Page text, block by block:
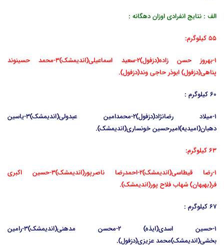
الف : نتایج انفرادی اوزان دهگانه :
55 کیلوگرم:
1-بهروز حسن زاده(دزفول)2-سعید اسماعیلی(اندیمشک)3-محمد حسینوند
پناهی(دزفول) ابوذر حاجی وند(دزفول).
60 کیلوگرم :
1-میلاد رضانژاد(دزفول)2-محمدامین عبدولی(اندیمشک)3-یاسین
دهبان(امیدیه)امیرحسین خونساری(اندیمشک).
63 کیلوگرم:
1-رضا قیطاسی(اندیمشک)2-احمدرضا ناصرپور(اندیمشک)3-حسین اکبری
فر(بهبهان) شهاب فلاح پور(اندیمشک).
67 کیلوگرم :
1-حسین اسدی(ایذه) 2-محسن مدهنی(اندیمشک)3-رامین
بخشی(اندیمشک)محمد عزیزی(دزفول).